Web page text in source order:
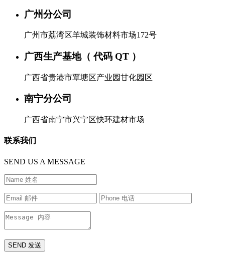
广州分公司
广州市荔湾区羊城装饰材料市场172号
广西生产基地（ 代码 QT ）
广西省贵港市覃塘区产业园甘化园区
南宁分公司
广西省南宁市兴宁区快环建材市场
联系我们
SEND US A MESSAGE